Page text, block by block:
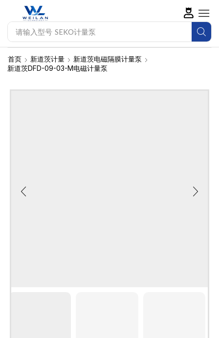
请输入型号 新道茨计量泵
首页 新道茨计量
新道茨电磁隔膜计量泵
新道茨DFD-09-03-M电磁计量泵